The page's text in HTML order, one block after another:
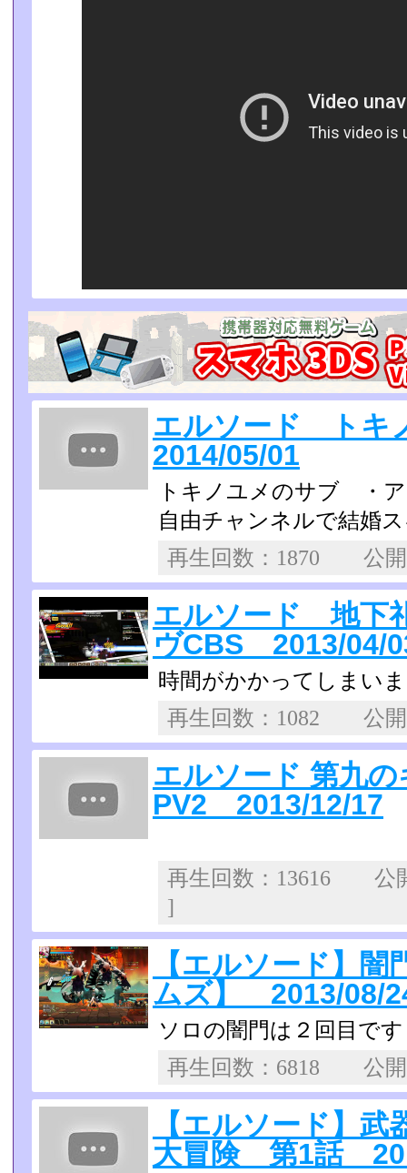
エルソード ト
2014/05/01
トキノユメのサブ ・
自由チャンネルで結婚
再生回数：1870
エルソード 地
ヴCBS 2013/04/
時間がかかってしまい
再生回数：1082
エルソード 第九
PV2 2013/12/17
再生回数：13616
]
【エルソード】
ムズ】 2013/08/
ソロの闇門は２回目です
再生回数：6818
【エルソード】
大冒険 第1話